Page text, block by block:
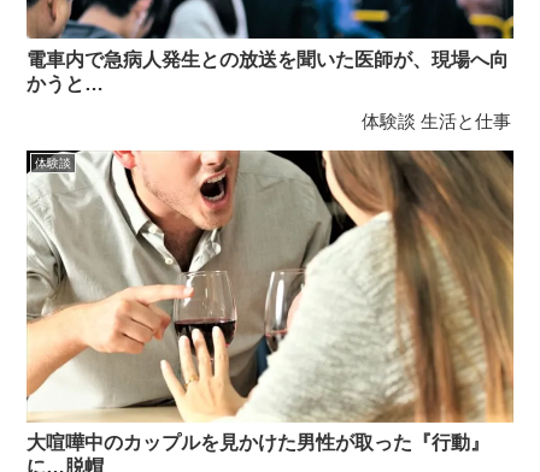
電車内で急病人発生との放送を聞いた医師が、現場へ向
かうと…
体験談 生活と仕事
体験談
大喧嘩中のカップルを見かけた男性が取った『行動』
に…脱帽